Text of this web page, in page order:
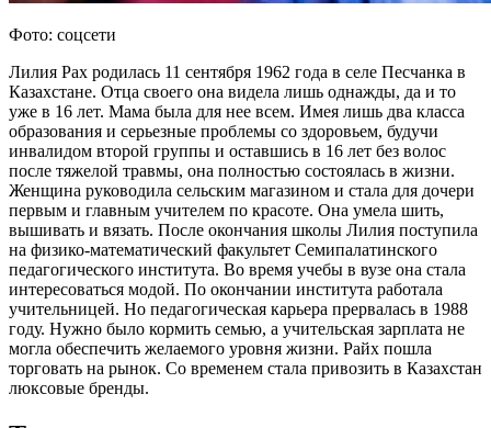
Фото: соцсети
Лилия Рах родилась 11 сентября 1962 года в селе Песчанка в
Казахстане. Отца своего она видела лишь однажды, да и то
уже в 16 лет. Мама была для нее всем. Имея лишь два класса
образования и серьезные проблемы со здоровьем, будучи
инвалидом второй группы и оставшись в 16 лет без волос
после тяжелой травмы, она полностью состоялась в жизни.
Женщина руководила сельским магазином и стала для дочери
первым и главным учителем по красоте. Она умела шить,
вышивать и вязать. После окончания школы Лилия поступила
на физико-математический факультет Семипалатинского
педагогического института. Во время учебы в вузе она стала
интересоваться модой. По окончании института работала
учительницей. Но педагогическая карьера прервалась в 1988
году. Нужно было кормить семью, а учительская зарплата не
могла обеспечить желаемого уровня жизни. Райх пошла
торговать на рынок. Со временем стала привозить в Казахстан
люксовые бренды.